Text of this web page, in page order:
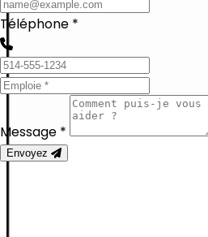
Téléphone *
Message *
Envoyez